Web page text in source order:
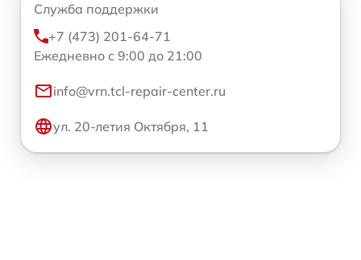
Служба поддержки
+7 (473) 201-64-71
Ежедневно с 9:00 до 21:00
info@vrn.tcl-repair-center.ru
ул. 20-летия Октября, 11